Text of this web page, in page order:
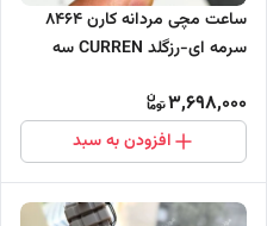
ساعت مچی مردانه کارن 8464
سرمه ای-رزگلد CURREN سه
3,698,000
افزودن به سبد